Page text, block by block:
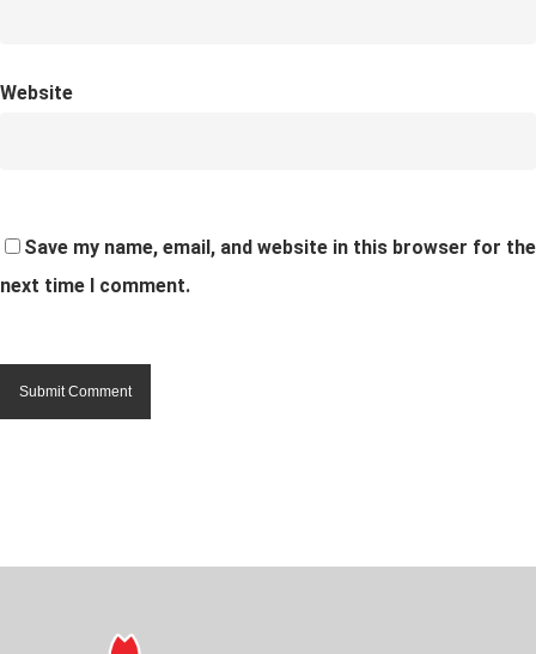
Website
Save my name, email, and website in this browser for the
next time I comment.